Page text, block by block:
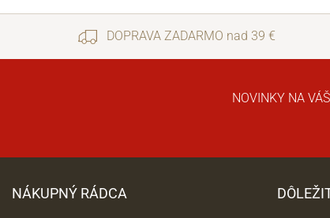
DOPRAVA ZADARMO nad 39 €
NOVINKY NA
NÁKUPNÝ RÁDCA